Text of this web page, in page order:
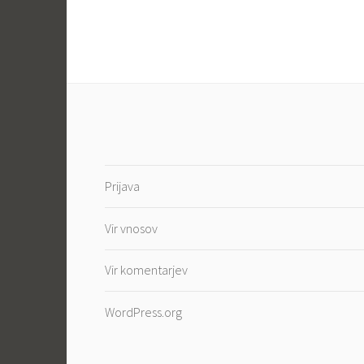
Prijava
Vir vnosov
Vir komentarjev
WordPress.org